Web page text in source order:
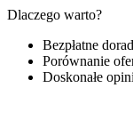
Dlaczego warto?
Bezpłatne
Porównanie
Doskonałe